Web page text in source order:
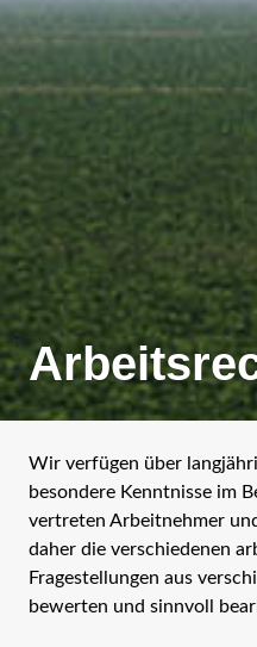
Wir verfügen über
besondere Kenntnisse im
vertreten Arbeitnehmer
daher die verschiedenen
Fragestellungen aus
bewerten und sinnvoll